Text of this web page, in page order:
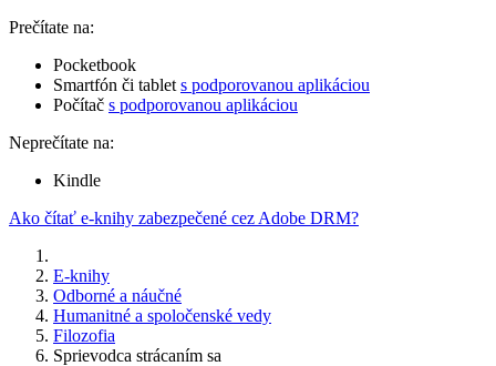
Prečítate na:
Pocketbook
Smartfón či tablet s podporovanou aplikáciou
Počítač s podporovanou aplikáciou
Neprečítate na:
Kindle
Ako čítať e-knihy zabezpečené cez Adobe DRM?
E-knihy
Odborné a náučné
Humanitné a spoločenské vedy
Filozofia
Sprievodca strácaním sa